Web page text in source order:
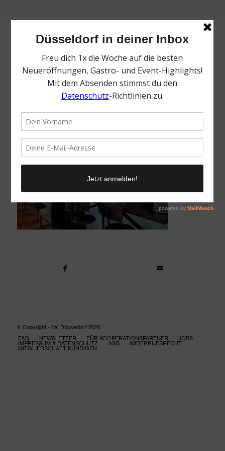
The Pars Club Theke
24. August 2018 /
© Copyright - Mr. Düsseldorf 2026
FAQ
NEWSLETTER FÜR KOOPERATIONSPARTNER JOBS
IMPRESSUM & DATENSCHUTZ AGB WIDERRUFSRECHT
MITGLIEDSCHAFT KÜNDIGEN